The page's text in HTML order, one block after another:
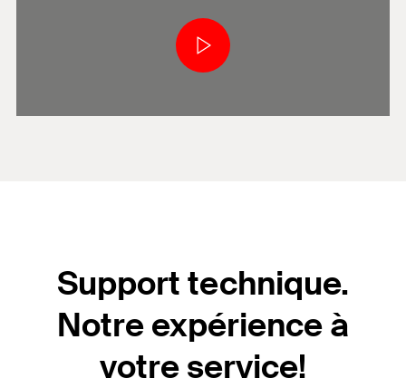
Support technique.
Notre expérience à
votre service!